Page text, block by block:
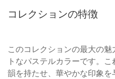
コレクションの特徴
このコレクションの最大の
トなパステルカラーです。
韻を持たせ、華やかな印象を